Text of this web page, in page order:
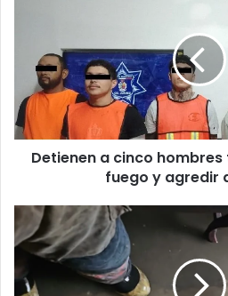
hallar
arma
de
fuego
policías
Detienen a cinco
fuego y agredir
Fuertes
lluvias
dejan
22.8
milímetros